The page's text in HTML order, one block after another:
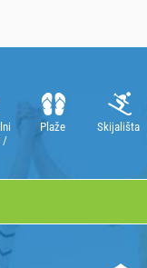
/
Plaže Skijališta